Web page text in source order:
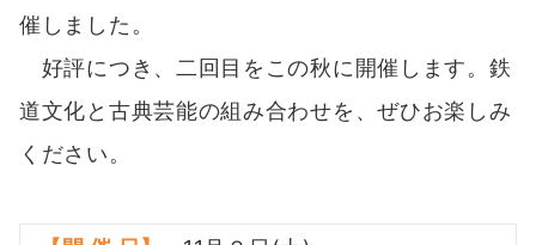
催しました。
好評につき、二回目をこの秋に開催します。鉄
道文化と古典芸能の組み合わせを、ぜひお楽しみ
ください。